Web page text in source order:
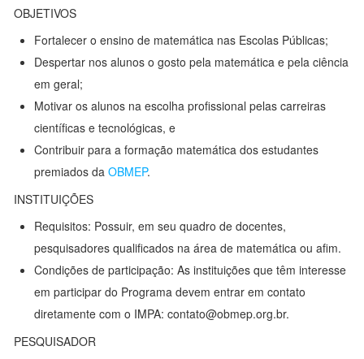
OBJETIVOS
Fortalecer o ensino de matemática nas Escolas Públicas;
Despertar nos alunos o gosto pela matemática e pela ciência
em geral;
Motivar os alunos na escolha profissional pelas carreiras
científicas e tecnológicas, e
Contribuir para a formação matemática dos estudantes
premiados da OBMEP.
INSTITUIÇÕES
Requisitos: Possuir, em seu quadro de docentes,
pesquisadores qualificados na área de matemática ou afim.
Condições de participação: As instituições que têm interesse
em participar do Programa devem entrar em contato
diretamente com o IMPA: contato@obmep.org.br.
PESQUISADOR